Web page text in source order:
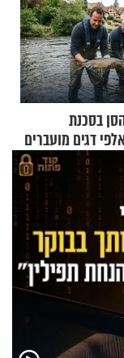
בסכנת
דגים מועברים